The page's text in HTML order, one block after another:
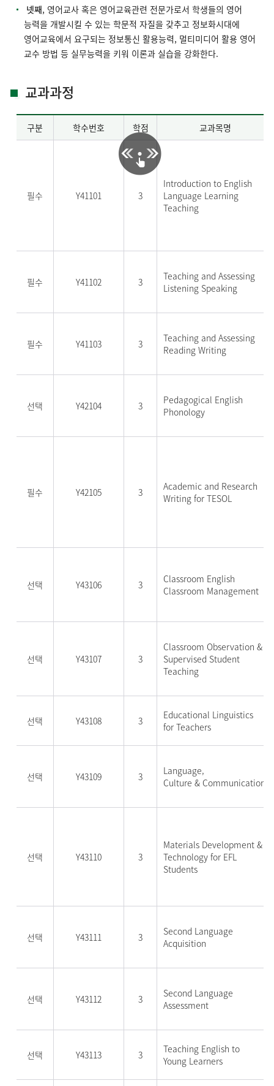
넷째, 영어교사 혹은 영어교육관련 전문가로서 학생들의 영어
능력을 개발시킬 수 있는 학문적 자질을 갖추고 정보화시대에
영어교육에서 요구되는 정보통신 활용능력, 멀티미디어 활용 영어
교수 방법 등 실무능력을 키워 이론과 실습을 강화한다.
교과과정
구분 학수번호 학점 교과목명
필수 Y41101 3
Introduction to English
Language Learning
Teaching
필수 Y41102 3
Teaching and Assessing
Listening Speaking
필수 Y41103 3
Teaching and Assessing
Reading Writing
선택 Y42104 3
Pedagogical English
Phonology
필수 Y42105 3
Academic and Research
Writing for TESOL
선택 Y43106 3
Classroom English
Classroom Management
선택 Y43107 3
Classroom Observation &
Supervised Student
Teaching
선택 Y43108 3
Educational Linguistics
for Teachers
선택 Y43109 3
Language,
Culture & Communication
선택 Y43110 3
Materials Development &
Technology for EFL
Students
선택 Y43111 3
Second Language
Acquisition
선택 Y43112 3
Second Language
Assessment
선택 Y43113 3
Teaching English to
Young Learners